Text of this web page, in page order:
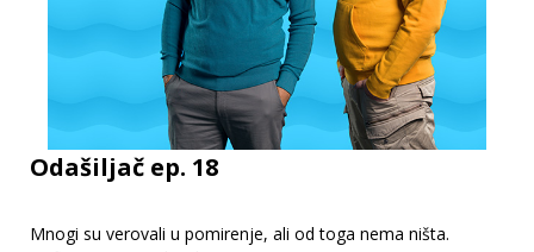
Odašiljač ep. 18
Mnogi su verovali u pomirenje, ali od toga nema ništa.